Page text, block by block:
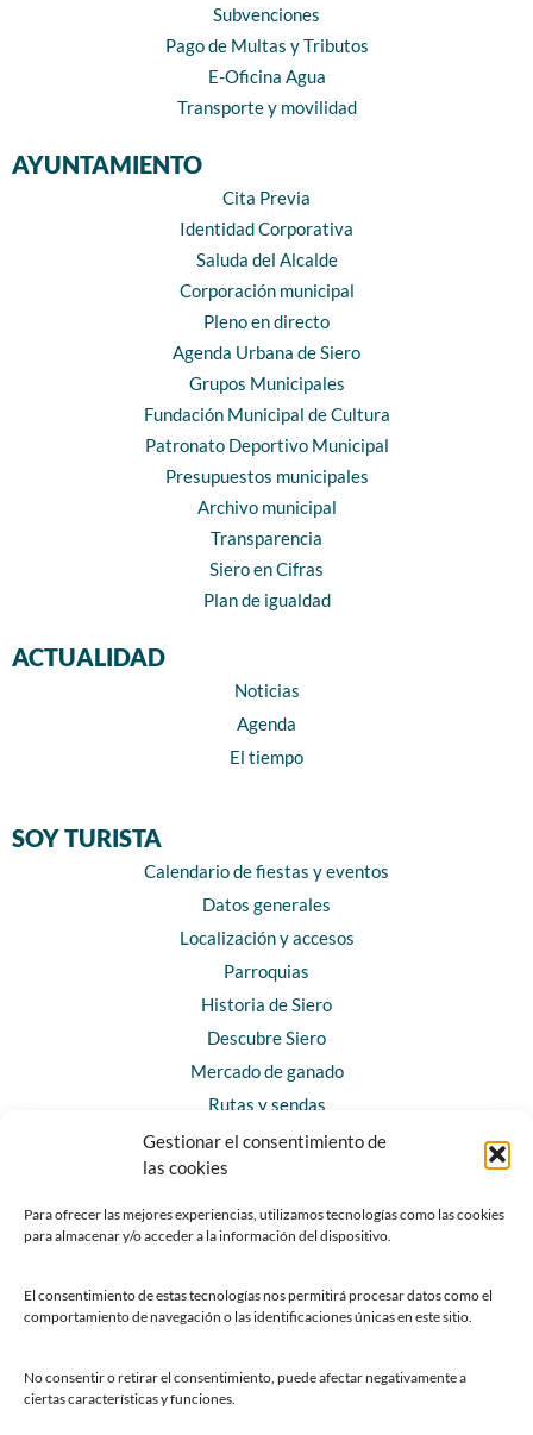
Gestionar el consentimiento de
las cookies
Para ofrecer las mejores experiencias, utilizamos tecnologías como las cookies
para almacenar y/o acceder a la información del dispositivo.
El consentimiento de estas tecnologías nos permitirá procesar datos como el
comportamiento de navegación o las identificaciones únicas en este sitio.
No consentir o retirar el consentimiento, puede afectar negativamente a
ciertas características y funciones.
Subvenciones
Pago de Multas y Tributos
E-Oficina Agua
Transporte y movilidad
AYUNTAMIENTO
Cita Previa
Identidad Corporativa
Saluda del Alcalde
Corporación municipal
Pleno en directo
Agenda Urbana de Siero
Grupos Municipales
Fundación Municipal de Cultura
Patronato Deportivo Municipal
Presupuestos municipales
Archivo municipal
Transparencia
Siero en Cifras
Plan de igualdad
ACTUALIDAD
Noticias
Agenda
El tiempo
SOY TURISTA
Calendario de fiestas y eventos
Datos generales
Localización y accesos
Parroquias
Historia de Siero
Descubre Siero
Mercado de ganado
Rutas y sendas
Horarios y contacto
Teléfonos de interés
Chatbot Siero
SEDES ELECTRÓNICAS
Sede del Ayuntamiento de Siero